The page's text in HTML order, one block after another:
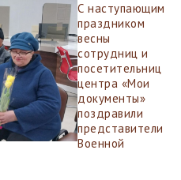
С наступающим
праздником
весны
сотрудниц и
посетительниц
центра «Мои
документы»
поздравили
представители
Военной